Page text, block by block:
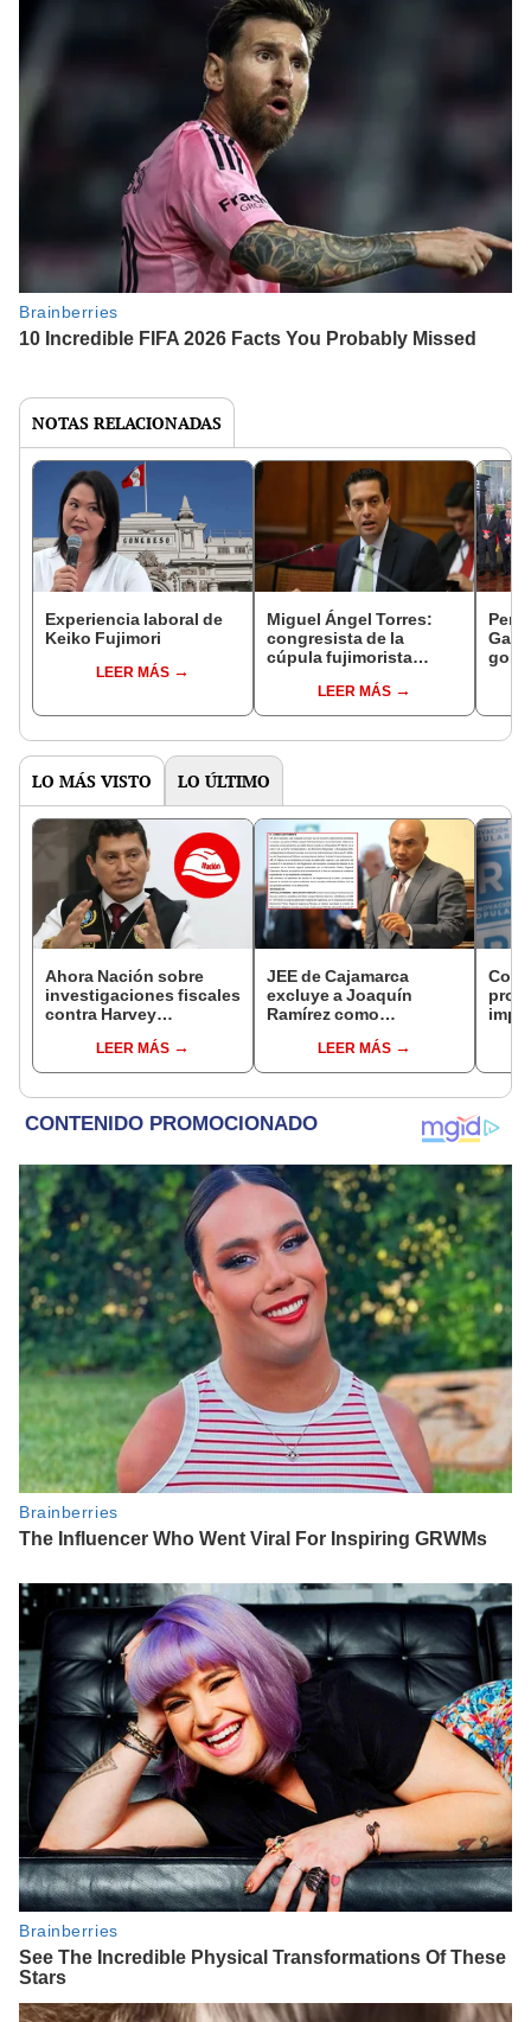
NOTAS RELACIONADAS
Experiencia laboral de
Keiko Fujimori
LEER MÁS
Miguel Ángel Torres:
congresista de la
cúpula fujimorista
del SenadoLEER MÁS
LO MÁS VISTO LO ÚLTIMO
Ahora Nación sobre
investigaciones fiscales
contra Harvey
Público no puede ser
utilizado políticamente"
LEER MÁS
JEE de Cajamarca
excluye a Joaquín
Ramírez como
regional por ocultar
sentencia
LEER MÁS